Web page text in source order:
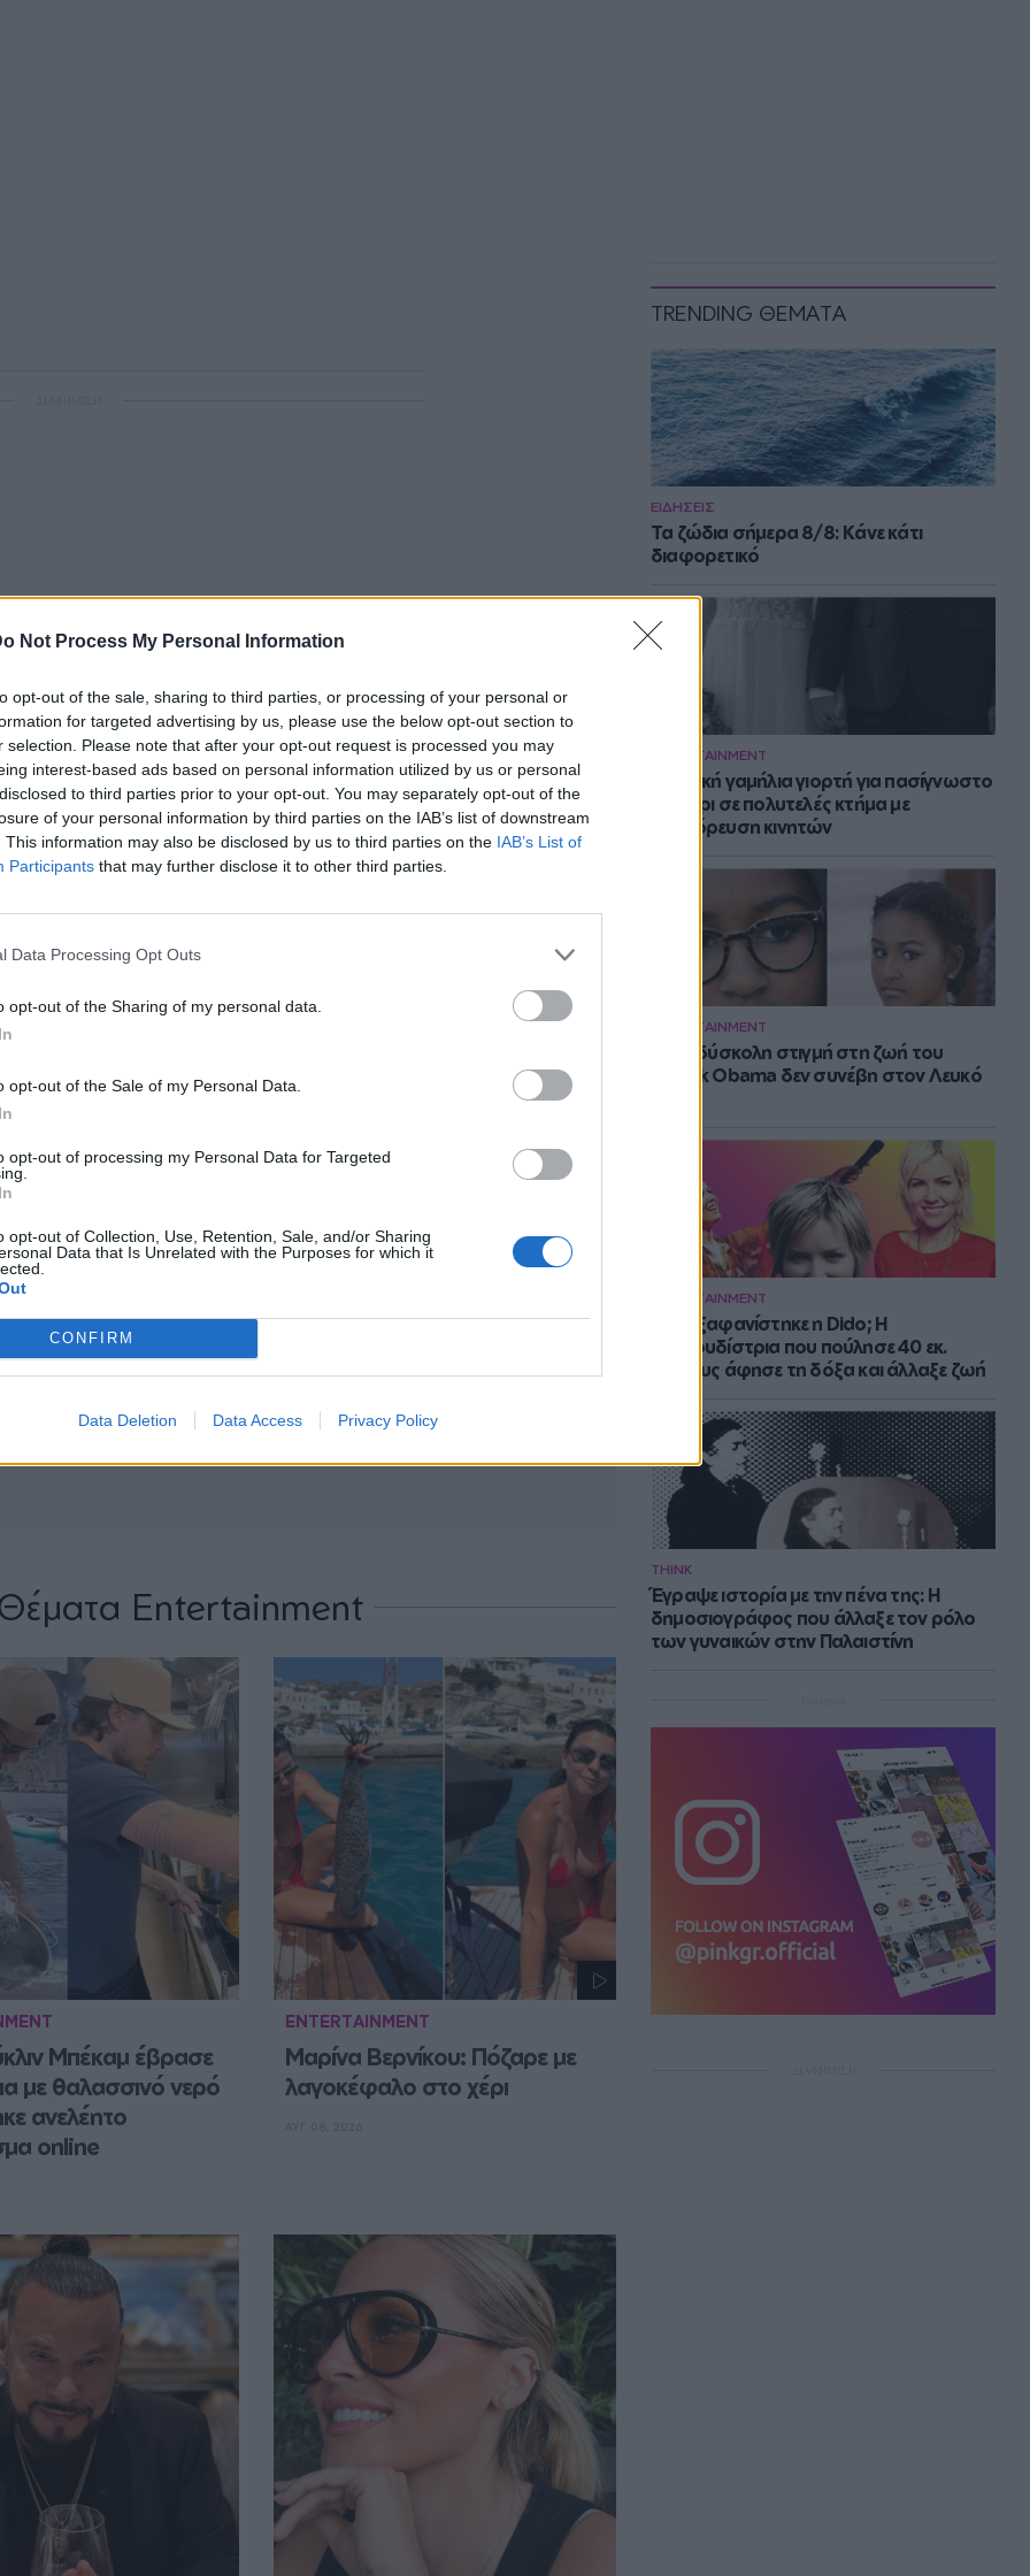
Not Process My Personal Information
opt-out of the sale, sharing to third parties, or processing of your personal or
for targeted advertising by us, please use the below opt-out section to
selection. Please note that after your opt-out request is processed you may
interest-based ads based on personal information utilized by us or personal
to third parties prior to your opt-out. You may separately opt-out of the
of your personal information by third parties on the IAB’s list of downstream
This information may also be disclosed by us to third parties on the IAB’s List of
Participants that may further disclose it to other third parties.
Data Processing Opt Outs
opt-out of the Sharing of my personal data.
opt-out of the Sale of my Personal Data.
opt-out of processing my Personal Data for Targeted
opt-out of Collection, Use, Retention, Sale, and/or Sharing
Data that Is Unrelated with the Purposes for which it
CONFIRM
Data Deletion Data Access Privacy Policy
TRENDING ΘΕΜΑΤΑ
ΕΙΔΗΣΕΙΣ
Τα ζώδια σήμερα 8/8: Κάνε κάτι
διαφορετικό
ENTERTAINMENT
Μυστική γαμήλια γιορτή για πασίγνωστο
ζευγάρι σε πολυτελές κτήμα με
απαγόρευση κινητών
ENTERTAINMENT
Η πιο δύσκολη στιγμή στη ζωή του
Barack Obama δεν συνέβη στον Λευκό
ENTERTAINMENT
Πού εξαφανίστηκε η Dido; Η
τραγουδίστρια που πούλησε 40 εκ.
δίσκους άφησε τη δόξα και άλλαξε ζωή
THINK
Έγραψε ιστορία με την πένα της: Η
δημοσιογράφος που άλλαξε τον ρόλο
των γυναικών στην Παλαιστίνη
Google Newsκαι μάθετε πρώτοι
ΔΙΑΦΗΜΙΣΗ
Entertainment
Μπέκαμ έβρασε
με θαλασσινό νερό
ανελέητο
online
ENTERTAINMENT
Μαρίνα Βερνίκου: Πόζαρε με
λαγοκέφαλο στο χέρι